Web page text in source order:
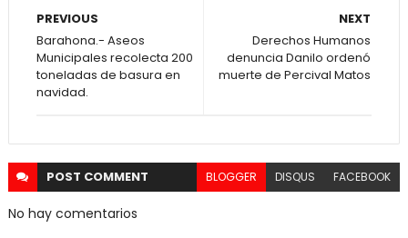
NEXT
Derechos Humanos
denuncia Danilo ordenó
muerte de Percival Matos
PREVIOUS
Barahona.- Aseos
Municipales recolecta 200
toneladas de basura en
navidad.
POST COMMENT BLOGGER DISQUS FACEBOOK
No hay comentarios